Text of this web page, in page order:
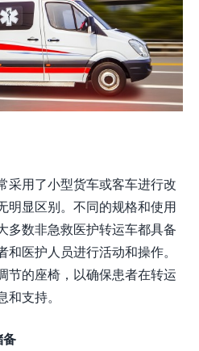
采用了小型货车或客车进行改
明显区别。不同的规格和使用
多数非急救医护转运车都具备
医护人员进行活动和操作。
节的座椅，以确保患者在转运
支持。
备